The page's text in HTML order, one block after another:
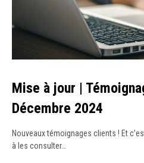
Mise à jour |
Décembre 2024
Nouveaux témoignages clients ! Et
à les consulter…